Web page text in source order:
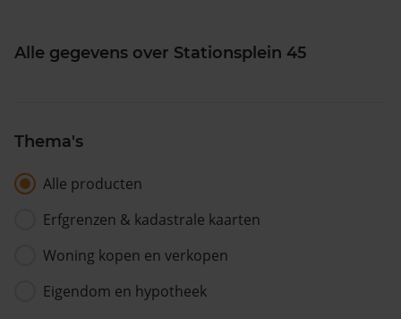
Alle gegevens over Stationsplein 45
Thema's
Alle producten
Erfgrenzen & kadastrale kaarten
Woning kopen en verkopen
Eigendom en hypotheek